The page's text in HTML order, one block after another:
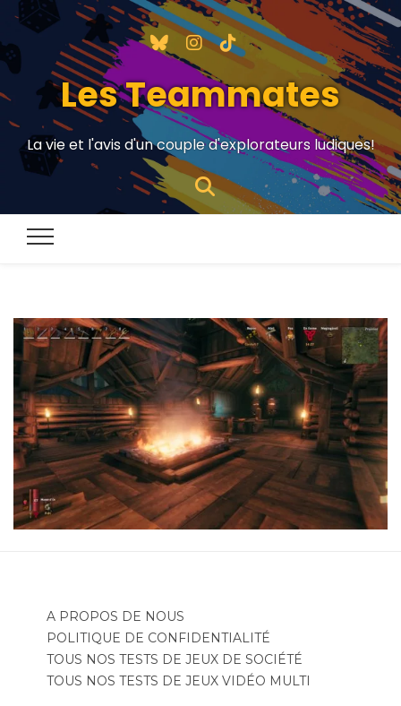
Les Teammates
La vie et l'avis d'un couple d'explorateurs ludiques!
A PROPOS DE NOUS
POLITIQUE DE CONFIDENTIALITÉ
TOUS NOS TESTS DE JEUX DE SOCIÉTÉ
TOUS NOS TESTS DE JEUX VIDÉO MULTI